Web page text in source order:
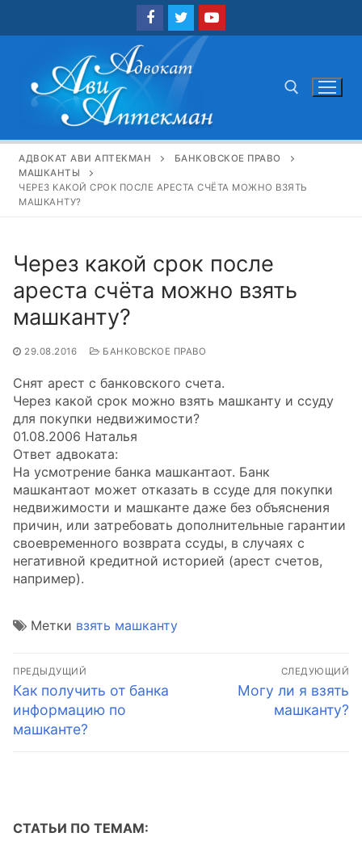
Найти:
АДВОКАТ АВИ АПТЕКМАН
БАНКОВСКОЕ ПРАВО
МАШКАНТЫ
ЧЕРЕЗ КАКОЙ СРОК ПОСЛЕ АРЕСТА СЧЁТА МОЖНО ВЗЯТЬ
МАШКАНТУ?
Через какой срок после
ареста счёта можно взять
машканту?
29.08.2016 БАНКОВСКОЕ ПРАВО
Снят арест с банковского счета.
Через какой срок можно взять машканту и ссуду
для покупки недвижимости?
01.08.2006 Наталья
Ответ адвоката:
На усмотрение банка машкантаот. Банк
машкантаот может отказать в ссуде для покупки
недвижимости и машканте даже без объяснения
причин, или затребовать дополнительные гарантии
своевременного возврата ссуды, в случаях с
негативной кредитной историей (арест счетов,
например).
Метки взять машканту
Навигация
по
записям
ПРЕДЫДУЩИЙ
Предыдущая
запись:
Как получить от банка
информацию по
машканте?
СЛЕДУЮЩИЙ
Следующая
запись:
Могу ли я взять
машканту?
СТАТЬИ ПО ТЕМАМ: